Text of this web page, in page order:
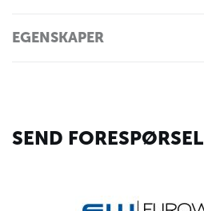
EGENSKAPER
SEND FORESPØRSEL